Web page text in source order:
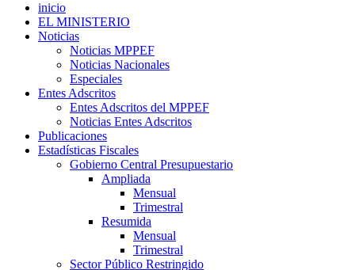
inicio
EL MINISTERIO
Noticias
Noticias MPPEF
Noticias Nacionales
Especiales
Entes Adscritos
Entes Adscritos del MPPEF
Noticias Entes Adscritos
Publicaciones
Estadísticas Fiscales
Gobierno Central Presupuestario
Ampliada
Mensual
Trimestral
Resumida
Mensual
Trimestral
Sector Público Restringido